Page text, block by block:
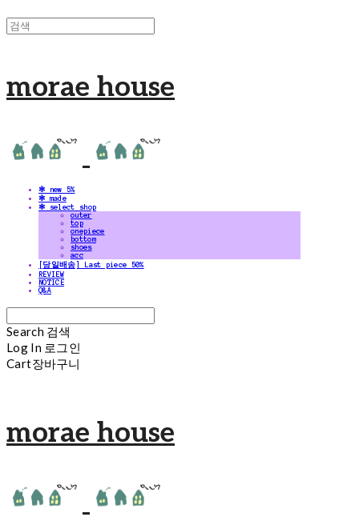
morae house
✻ new 5%
✻ made
✻ select shop
outer
top
onepiece
bottom
shoes
acc
[당일배송] Last piece 50%
REVIEW
NOTICE
Q&A
Search 검색
Log In 로그인
Cart장바구니
morae house